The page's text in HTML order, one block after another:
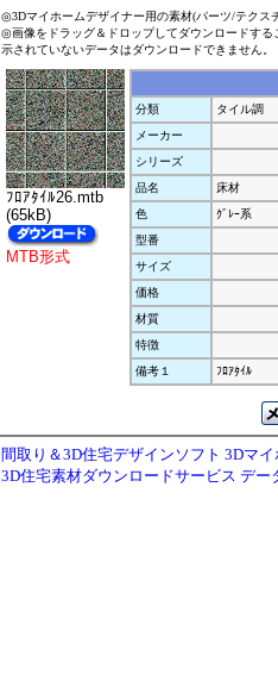
◎3Dマイホームデザイナー用の素材(パーツ/テクス
◎画像をドラッグ＆ドロップしてダウンロードす
示されていないデータはダウンロードできません。
ﾌﾛｱﾀｲﾙ26.mtb
(65kB)
MTB形式
分類
タイル調
メーカー
シリーズ
品名
床材
色
ｸﾞﾚｰ系
型番
サイズ
価格
材質
特徴
備考１
ﾌﾛｱﾀｲﾙ
間取り＆3D住宅デザインソフト 3Dマ
3D住宅素材ダウンロードサービス デー